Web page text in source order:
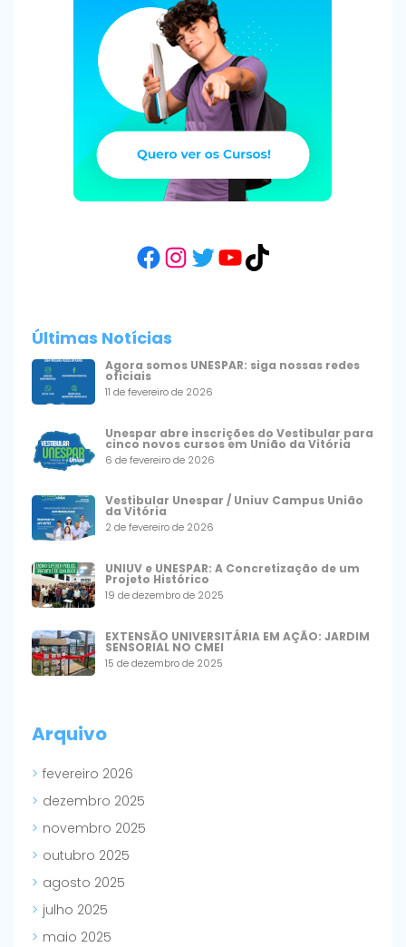
Facebook
Instagram
Twitter
YouTube
TikTok
Últimas Notícias
Agora somos UNESPAR: siga nossas redes
oficiais
11 de fevereiro de 2026
Unespar abre inscrições do Vestibular para
cinco novos cursos em União da Vitória
6 de fevereiro de 2026
Vestibular Unespar / Uniuv Campus União
da Vitória
2 de fevereiro de 2026
UNIUV e UNESPAR: A Concretização de um
Projeto Histórico
19 de dezembro de 2025
EXTENSÃO UNIVERSITÁRIA EM AÇÃO: JARDIM
SENSORIAL NO CMEI
15 de dezembro de 2025
Arquivo
fevereiro 2026
dezembro 2025
novembro 2025
outubro 2025
agosto 2025
julho 2025
maio 2025